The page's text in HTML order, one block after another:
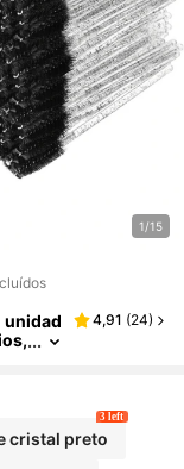
1/15
rícino
4,91 (24)
cristal preto
3 left